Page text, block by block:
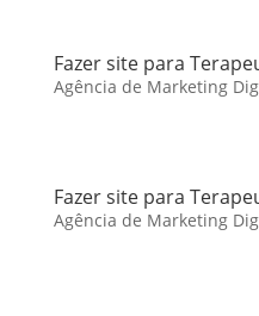
Fazer site para
Agência de Marketing
Fazer site para
Agência de Marketing